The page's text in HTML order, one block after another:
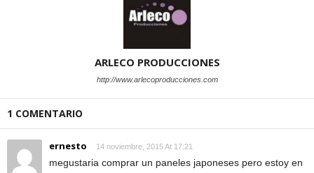
ARLECO PRODUCCIONES
http://www.arlecoproducciones.com
1 COMENTARIO
ernesto 14 noviembre, 2015 At 17:21
megustaria comprar un paneles japoneses pero estoy en